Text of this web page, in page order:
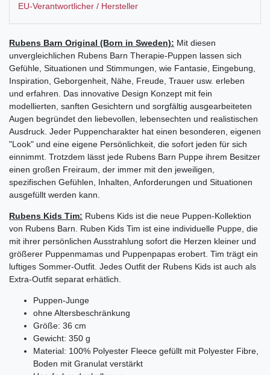
EU-Verantwortlicher / Hersteller
Rubens Barn Original (Born in Sweden): Mit diesen
unvergleichlichen Rubens Barn Therapie-Puppen lassen sich
Gefühle, Situationen und Stimmungen, wie Fantasie, Eingebung,
Inspiration, Geborgenheit, Nähe, Freude, Trauer usw. erleben
und erfahren. Das innovative Design Konzept mit fein
modellierten, sanften Gesichtern und sorgfältig ausgearbeiteten
Augen begründet den liebevollen, lebensechten und realistischen
Ausdruck. Jeder Puppencharakter hat einen besonderen, eigenen
"Look" und eine eigene Persönlichkeit, die sofort jeden für sich
einnimmt. Trotzdem lässt jede Rubens Barn Puppe ihrem Besitzer
einen großen Freiraum, der immer mit den jeweiligen,
spezifischen Gefühlen, Inhalten, Anforderungen und Situationen
ausgefüllt werden kann.
Rubens Kids Tim: Rubens Kids ist die neue Puppen-Kollektion
von Rubens Barn. Ruben Kids Tim ist eine individuelle Puppe, die
mit ihrer persönlichen Ausstrahlung sofort die Herzen kleiner und
größerer Puppenmamas und Puppenpapas erobert. Tim trägt ein
luftiges Sommer-Outfit. Jedes Outfit der Rubens Kids ist auch als
Extra-Outfit separat erhätlich.
Puppen-Junge
ohne Altersbeschränkung
Größe: 36 cm
Gewicht: 350 g
Material: 100% Polyester Fleece gefüllt mit Polyester Fibre,
Boden mit Granulat verstärkt